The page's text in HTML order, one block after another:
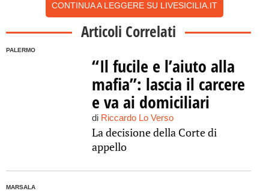
CONTINUA A LEGGERE SU LIVESICILIA.IT
Articoli Correlati
PALERMO
“Il fucile e l’aiuto alla
mafia”: lascia il carcere
e va ai domiciliari
di Riccardo Lo Verso
La decisione della Corte di
appello
MARSALA